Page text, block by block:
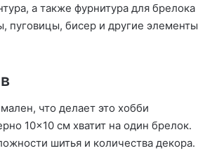
а также фурнитура для брелока
пуговицы, бисер и другие элементы
что делает это хобби
10×10 см хватит на один брелок․
шитья и количества декора․